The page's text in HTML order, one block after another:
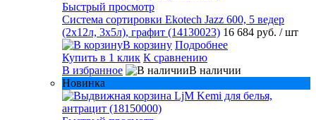
Быстрый просмотр
Система сортировки Ekotech Jazz 600, 5 ведер
(2х12л, 3х5л), графит (14130023) 16 684 руб. / шт
В корзину Подробнее
Купить в 1 клик К сравнению
В избранное
В наличии
Новинка